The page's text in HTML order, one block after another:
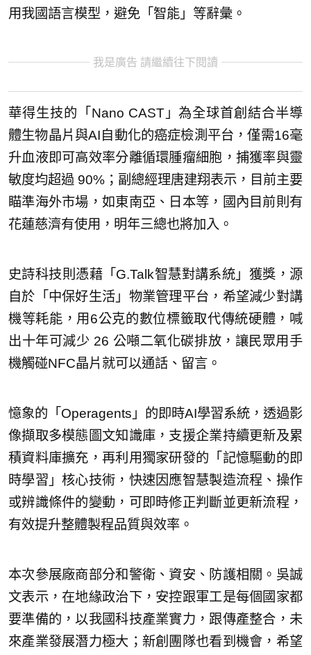
用我國語言模型，避免「智能」等辭彙。
我是廣告 請繼續往下閱讀
華得生技的「Nano CAST」為全球首創結合半導
體生物晶片與AI自動化的癌症檢測平台，僅需16毫
升血液即可高效率分離循環腫瘤細胞，捕獲率與靈
敏度均超過 90%；副總經理唐建翔表示，目前主要
瞄準海外市場，如東南亞、日本等，國內目前則有
花蓮慈濟有使用，明年三總也將加入。
史詩科技則憑藉「G.Talk智慧對講系統」獲獎，源
自於「中保好生活」物業管理平台，希望減少對講
機等耗能，用6公克的數位標籤取代傳統硬體，喊
出十年可減少 26 公噸二氧化碳排放，讓民眾用手
機觸碰NFC晶片就可以通話、留言。
憶象的「Operagents」的即時AI學習系統，透過影
像擷取多模態圖文知識庫，支援企業持續更新及累
積資料庫擴充，再利用獨家研發的「記憶驅動的即
時學習」核心技術，快速因應智慧製造流程、操作
或辨識條件的變動，可即時修正判斷並更新流程，
有效提升整體製程品質與效率。
本次參展廠商部分和警衛、資安、防護相關。吳誠
文表示，在地緣政治下，安控跟軍工是每個國家都
要準備的，以我國科技產業實力，跟傳產整合，未
來產業發展潛力極大；新創團隊也看到機會，希望